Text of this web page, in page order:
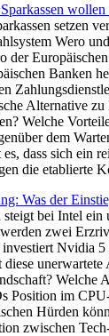
setzen
Wero
der
Banken
Alternative zu
Welche
dem
dass sich ein
die etablierte
Was der
bei Intel ein
zwei
investiert Nvidia
diese
Welche
Position im
Hürden
zwischen